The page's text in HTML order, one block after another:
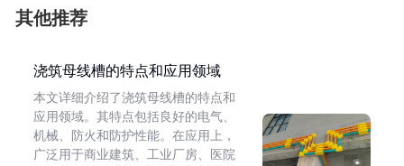
其他推荐
浇筑母线槽的特点和应用领域
本文详细介绍了浇筑母线槽的特点和
应用领域。其特点包括良好的电气、
机械、防火和防护性能。在应用上，
广泛用于商业建筑、工业厂房、医院